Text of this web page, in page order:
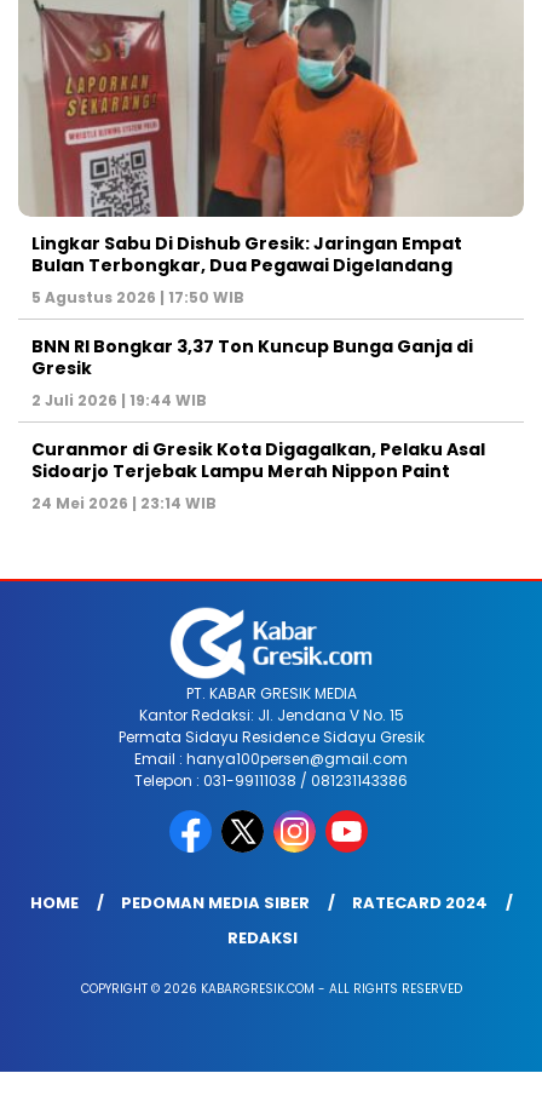
Lingkar Sabu Di Dishub Gresik: Jaringan Empat
Bulan Terbongkar, Dua Pegawai Digelandang
5 Agustus 2026 | 17:50 WIB
BNN RI Bongkar 3,37 Ton Kuncup Bunga Ganja di
Gresik
2 Juli 2026 | 19:44 WIB
Curanmor di Gresik Kota Digagalkan, Pelaku Asal
Sidoarjo Terjebak Lampu Merah Nippon Paint
24 Mei 2026 | 23:14 WIB
PT. KABAR GRESIK MEDIA
Kantor Redaksi: Jl. Jendana V No. 15
Permata Sidayu Residence Sidayu Gresik
Email : hanya100persen@gmail.com
Telepon : 031-99111038 / 081231143386
HOME PEDOMAN MEDIA SIBER
RATECARD 2024
REDAKSI
COPYRIGHT © 2026 KABARGRESIK.COM - ALL RIGHTS RESERVED